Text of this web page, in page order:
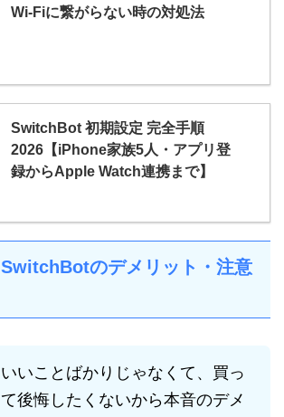
Wi-Fiに繋がらない時の対処法
SwitchBot 初期設定 完全手順
2026【iPhone家族5人・アプリ登
録からApple Watch連携まで】
のデメリット・注意
いいことばかりじゃなくて、買っ
て後悔したくないから本音のデメ